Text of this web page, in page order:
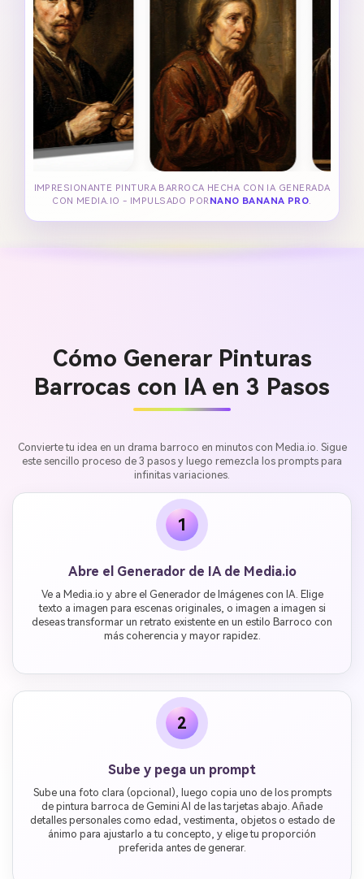
IMPRESIONANTE PINTURA BARROCA HECHA CON IA GENERADA
CON MEDIA.IO - IMPULSADO POR NANO BANANA PRO.
Cómo Generar Pinturas
Barrocas con IA en 3 Pasos
Convierte tu idea en un drama barroco en minutos con Media.io. Sigue
este sencillo proceso de 3 pasos y luego remezcla los prompts para
infinitas variaciones.
1
Abre el Generador de IA de Media.io
Ve a Media.io y abre el Generador de Imágenes con IA. Elige
texto a imagen para escenas originales, o imagen a imagen si
deseas transformar un retrato existente en un estilo Barroco con
más coherencia y mayor rapidez.
2
Sube y pega un prompt
Sube una foto clara (opcional), luego copia uno de los prompts
de pintura barroca de Gemini AI de las tarjetas abajo. Añade
detalles personales como edad, vestimenta, objetos o estado de
ánimo para ajustarlo a tu concepto, y elige tu proporción
preferida antes de generar.